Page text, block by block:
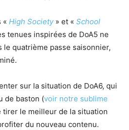
« High Society» et « School
tenues inspirées de DoA5 ne
le quatrième passe saisonnier,
sur la situation de DoA6, qui
de baston (voir notre sublime
tirer le meilleur de la situation
du nouveau contenu.